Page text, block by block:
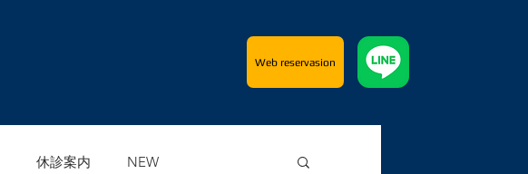
Web reservasion
休診案内 NEW